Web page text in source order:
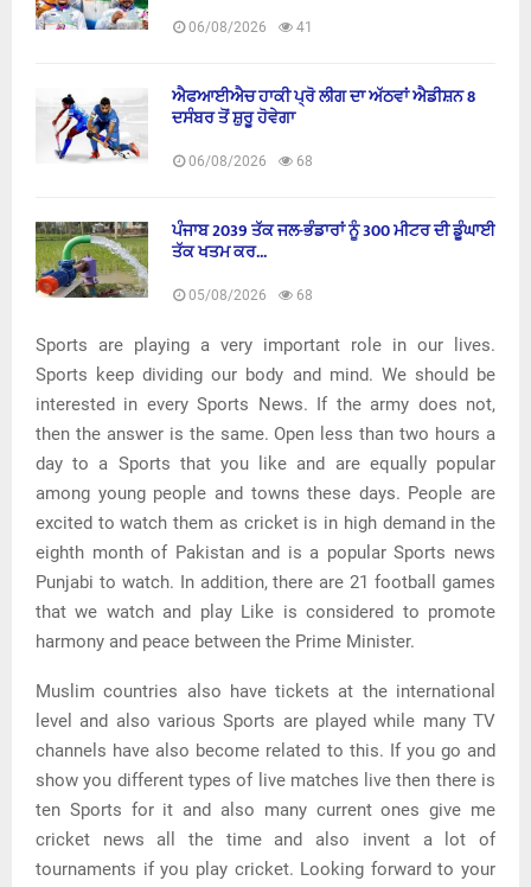
06/08/2026 41
ਐਫਆਈਐਚ ਹਾਕੀ ਪ੍ਰੋ ਲੀਗ ਦਾ ਅੱਠਵਾਂ ਐਡੀਸ਼ਨ 8
ਦਸੰਬਰ ਤੋਂ ਸ਼ੁਰੂ ਹੋਵੇਗਾ
06/08/2026 68
ਪੰਜਾਬ 2039 ਤੱਕ ਜਲ-ਭੰਡਾਰਾਂ ਨੂੰ 300 ਮੀਟਰ ਦੀ ਡੂੰਘਾਈ
ਤੱਕ ਖਤਮ ਕਰ...
05/08/2026 68
Sports are playing a very important role in our lives.
Sports keep dividing our body and mind. We should be
interested in every Sports News. If the army does not,
then the answer is the same. Open less than two hours a
day to a Sports that you like and are equally popular
among young people and towns these days. People are
excited to watch them as cricket is in high demand in the
eighth month of Pakistan and is a popular Sports news
Punjabi to watch. In addition, there are 21 football games
that we watch and play Like is considered to promote
harmony and peace between the Prime Minister.
Muslim countries also have tickets at the international
level and also various Sports are played while many TV
channels have also become related to this. If you go and
show you different types of live matches live then there is
ten Sports for it and also many current ones give me
cricket news all the time and also invent a lot of
tournaments if you play cricket. Looking forward to your